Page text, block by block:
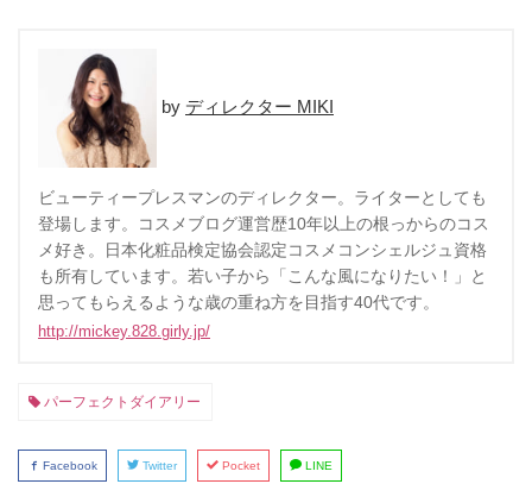
ディレクター MIKI
ビューティープレスマンのディレクター。ライターとしても
登場します。コスメブログ運営歴10年以上の根っからのコス
メ好き。日本化粧品検定協会認定コスメコンシェルジュ資格
も所有しています。若い子から「こんな風になりたい！」と
思ってもらえるような歳の重ね方を目指す40代です。
http://mickey.828.girly.jp/
パーフェクトダイアリー
Facebook Twitter Pocket LINE